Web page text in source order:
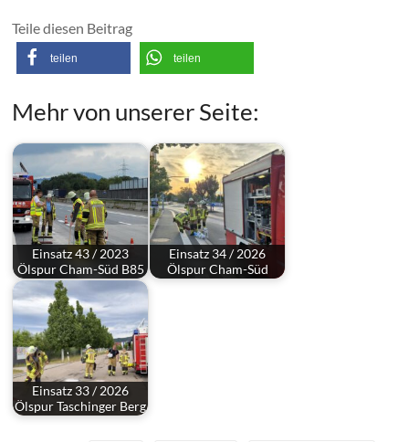
Teile diesen Beitrag
teilen teilen
Mehr von unserer Seite:
Einsatz 43 / 2023
Ölspur Cham-Süd B85
Einsatz 34 / 2026
Ölspur Cham-Süd
Einsatz 33 / 2026
Ölspur Taschinger Berg